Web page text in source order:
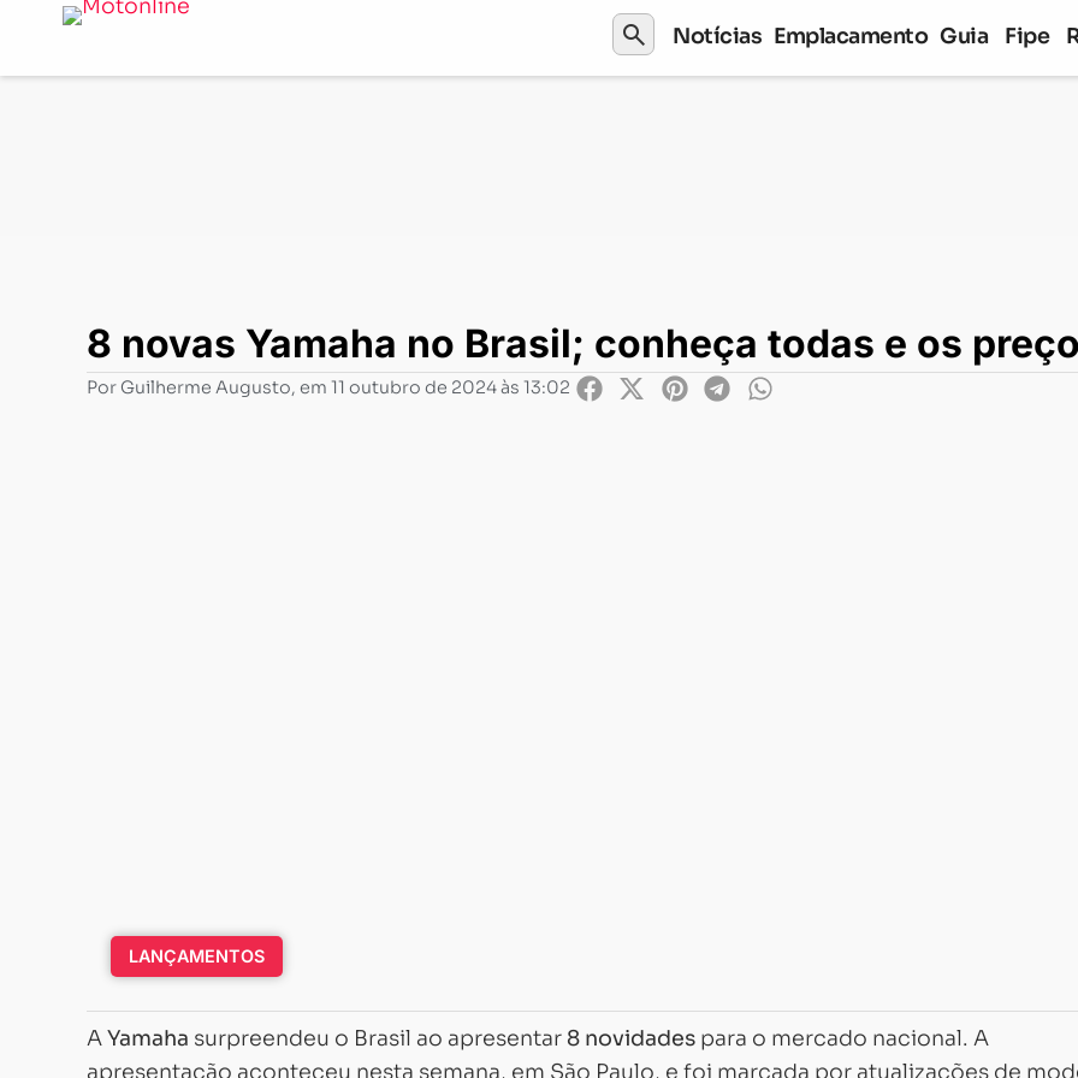
search Notícias Emplacamento Guia Fipe
8 novas Yamaha no Brasil; conheça todas e os preços de algumas
8 novas Yamaha no Brasil; conheça todas e os
Por Guilherme Augusto, em 11 outubro de 2024 às 13:02
LANÇAMENTOS
AYamaha surpreendeu o Brasil ao apresentar 8 novidades para o mercado nacional. A
apresentação aconteceu nesta semana, em São Paulo, e foi marcada por atualizações de